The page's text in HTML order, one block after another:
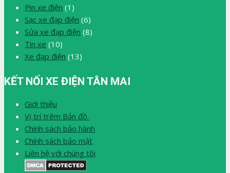
Pin xe điện (1)
Sạc xe đạp điện (6)
Sửa xe đạp điện (8)
Tin xe (10)
Xe đạp điện (13)
KẾT NỐI XE ĐIỆN TÂN MAI
Giới thiệu
Vị trí trêm Bản đồ
Chính sách bảo hành
Chính sách bảo mật
Liên hệ với chúng tôi